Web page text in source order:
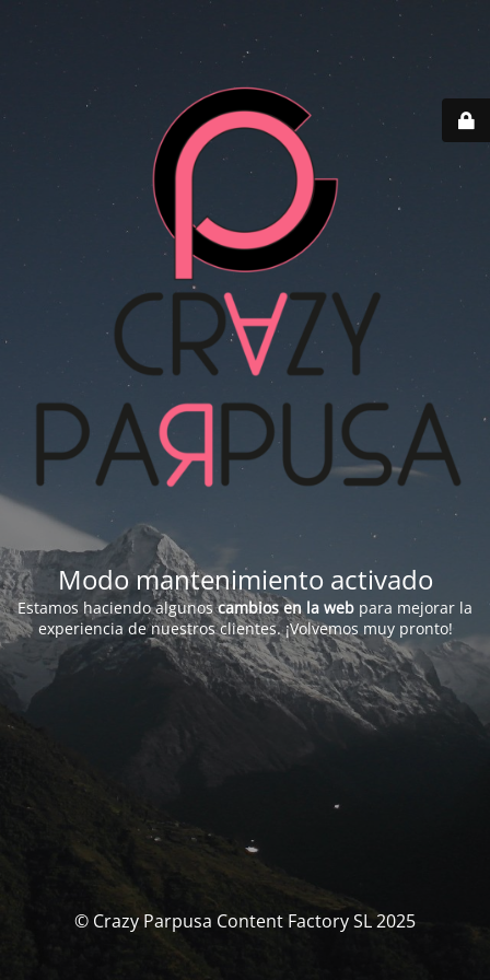
Modo mantenimiento activado
Estamos haciendo algunoscambios en la web para mejorar la
experiencia de nuestros clientes. ¡Volvemos muy pronto!
© Crazy Parpusa Content Factory SL 2025